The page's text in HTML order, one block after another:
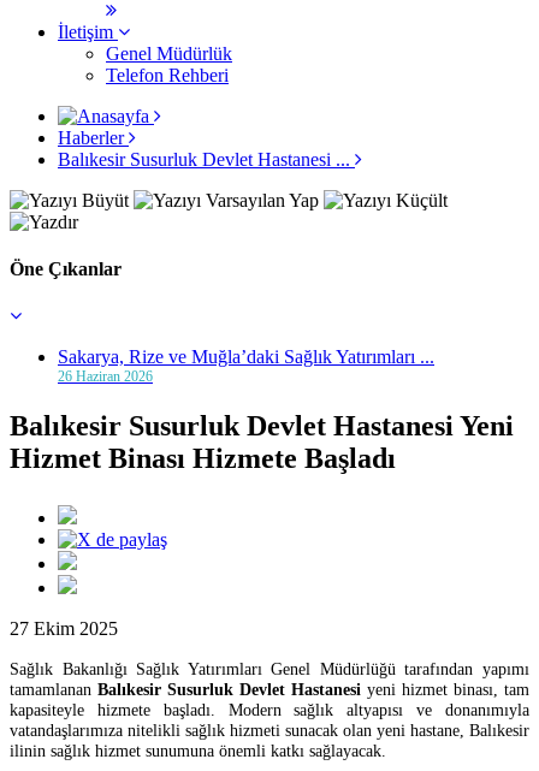
İletişim
Genel Müdürlük
Telefon Rehberi
Haberler
Balıkesir Susurluk Devlet Hastanesi ...
Öne Çıkanlar
Sakarya, Rize ve Muğla’daki Sağlık Yatırımları ...
26 Haziran 2026
Balıkesir Susurluk Devlet Hastanesi Yeni
Hizmet Binası Hizmete Başladı
27 Ekim 2025
Sağlık Bakanlığı Sağlık Yatırımları Genel Müdürlüğü tarafından yapımı
tamamlanan Balıkesir Susurluk Devlet Hastanesi yeni hizmet binası, tam
kapasiteyle hizmete başladı. Modern sağlık altyapısı ve donanımıyla
vatandaşlarımıza nitelikli sağlık hizmeti sunacak olan yeni hastane, Balıkesir
ilinin sağlık hizmet sunumuna önemli katkı sağlayacak.